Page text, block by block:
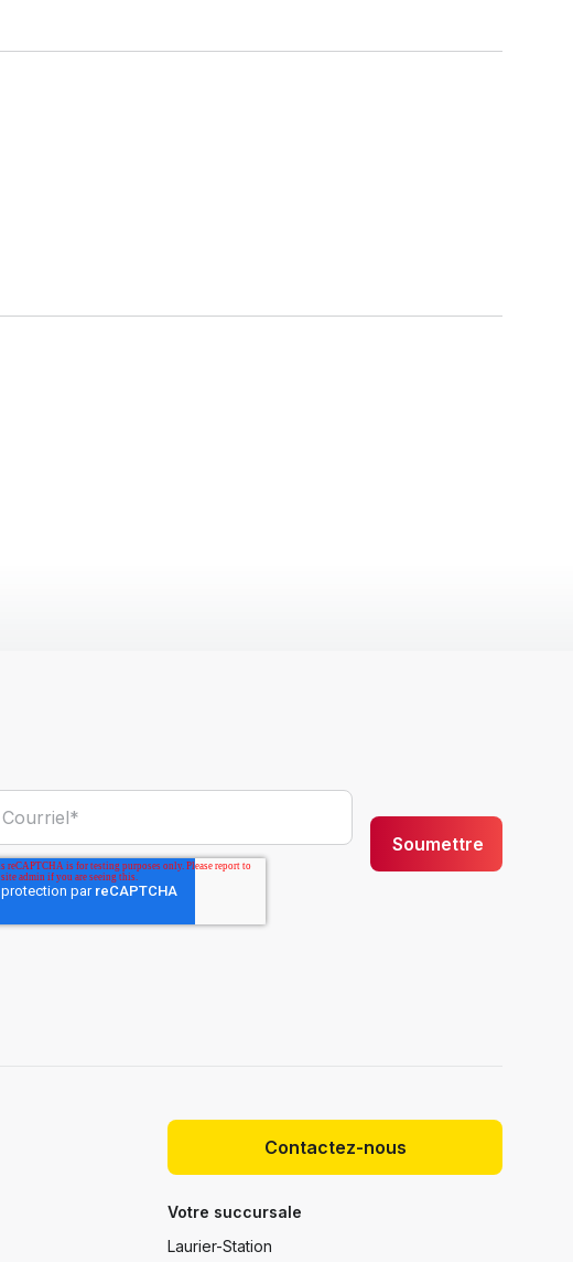
Contactez-nous
Votre succursale
Laurier-Station